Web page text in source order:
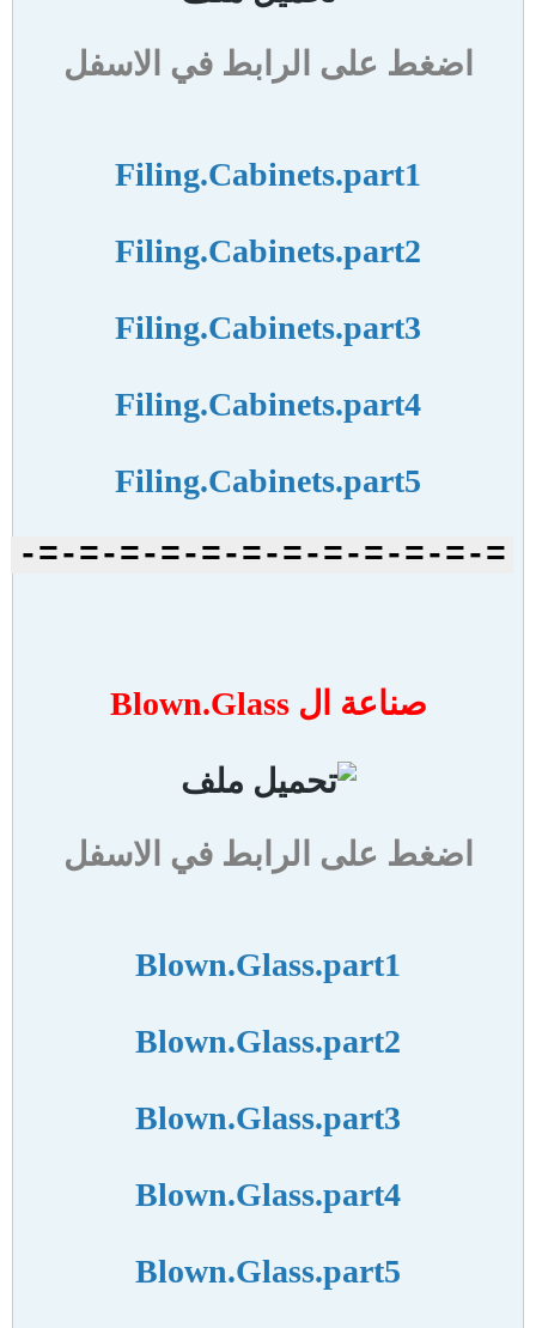
اضغط على الرابط في الاسفل
Filing.Cabinets.part1
Filing.Cabinets.part2
Filing.Cabinets.part3
Filing.Cabinets.part4
Filing.Cabinets.part5
=-=-=-=-=-=-=-=-=-=-=-=-
صناعة ال Blown.Glass
اضغط على الرابط في الاسفل
Blown.Glass.part1
Blown.Glass.part2
Blown.Glass.part3
Blown.Glass.part4
Blown.Glass.part5